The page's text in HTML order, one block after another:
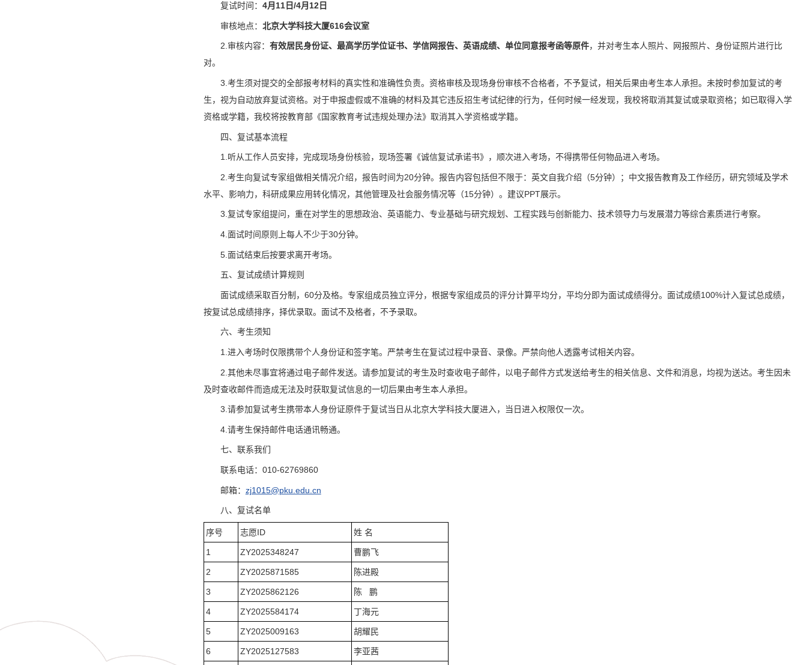
复试时间： 4月11日/4月12日
审核地点： 北京大学科技大厦616会议室
2.审核内容： 有效居民身份证、最高学历学位证书、学信网报告、英语成绩、单位同意报考函等原件，并对考生本人照片、网报照片、身份证照片进行比
对。
3.考生须对提交的全部报考材料的真实性和准确性负责。资格审核及现场身份审核不合格者，不予复试，相关后果由考生本人承担。未按时参加复试的考
生，视为自动放弃复试资格。对于申报虚假或不准确的材料及其它违反招生考试纪律的行为，任何时候一经发现，我校将取消其复试或录取资格；如已取得入学
资格或学籍，我校将按教育部《国家教育考试违规处理办法》取消其入学资格或学籍。
四、复试基本流程
1.听从工作人员安排，完成现场身份核验，现场签署《诚信复试承诺书》，顺次进入考场，不得携带任何物品进入考场。
2.考生向复试专家组做相关情况介绍，报告时间为20分钟。报告内容包括但不限于：英文自我介绍（5分钟）；中文报告教育及工作经历，研究领域及学术
水平、影响力，科研成果应用转化情况，其他管理及社会服务情况等（15分钟）。建议PPT展示。
3.复试专家组提问，重在对学生的思想政治、英语能力、专业基础与研究规划、工程实践与创新能力、技术领导力与发展潜力等综合素质进行考察。
4.面试时间原则上每人不少于30分钟。
5.面试结束后按要求离开考场。
五、复试成绩计算规则
面试成绩采取百分制，60分及格。专家组成员独立评分，根据专家组成员的评分计算平均分，平均分即为面试成绩得分。面试成绩100%计入复试总成绩，
按复试总成绩排序，择优录取。面试不及格者，不予录取。
六、考生须知
1.进入考场时仅限携带个人身份证和签字笔。严禁考生在复试过程中录音、录像。严禁向他人透露考试相关内容。
2.其他未尽事宜将通过电子邮件发送。请参加复试的考生及时查收电子邮件，以电子邮件方式发送给考生的相关信息、文件和消息，均视为送达。考生因未
及时查收邮件而造成无法及时获取复试信息的一切后果由考生本人承担。
3.请参加复试考生携带本人身份证原件于复试当日从北京大学科技大厦进入，当日进入权限仅一次。
4.请考生保持邮件电话通讯畅通。
七、联系我们
联系电话：010-62769860
邮箱： zj1015@pku.edu.cn
八、复试名单
序号 志愿ID 姓 名
1 ZY2025348247 曹鹏飞
2 ZY2025871585 陈进殿
3 ZY2025862126 陈 鹏
4 ZY2025584174 丁海元
5 ZY2025009163 胡耀民
6 ZY2025127583 李亚茜